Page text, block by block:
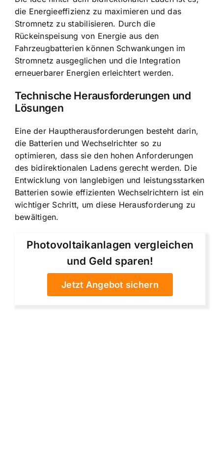
die Energieeffizienz zu maximieren und das
Stromnetz zu stabilisieren. Durch die
Rückeinspeisung von Energie aus den
Fahrzeugbatterien können Schwankungen im
Stromnetz ausgeglichen und die Integration
erneuerbarer Energien erleichtert werden.
Technische Herausforderungen und
Lösungen
Eine der Hauptherausforderungen besteht darin,
die Batterien und Wechselrichter so zu
optimieren, dass sie den hohen Anforderungen
des bidirektionalen Ladens gerecht werden. Die
Entwicklung von langlebigen und leistungsstarken
Batterien sowie effizienten Wechselrichtern ist ein
wichtiger Schritt, um diese Herausforderung zu
bewältigen.
Photovoltaikanlagen vergleichen
und Geld sparen!
Jetzt Angebot sichern